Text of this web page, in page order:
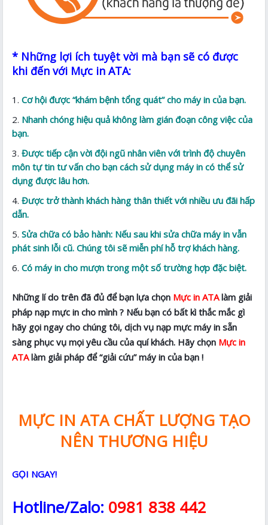
* Những lợi ích tuyệt vời mà bạn sẽ có được
khi đến với Mực in ATA:
Cơ hội được “khám bệnh tổng quát” cho máy in của bạn.
Nhanh chóng hiệu quả không làm gián đoạn công việc của
bạn.
Được tiếp cận vời đội ngũ nhân viên với trình độ chuyên
môn tự tin tư vấn cho bạn cách sử dụng máy in có thể sử
dụng được lâu hơn.
Được trở thành khách hàng thân thiết với nhiều ưu đãi hấp
dẫn.
Sửa chữa có bảo hành: Nếu sau khi sửa chữa máy in vẫn
phát sinh lỗi cũ. Chúng tôi sẽ miễn phí hỗ trợ khách hàng.
Có máy in cho mượn trong một số trường hợp đặc biệt.
Những lí do trên đã đủ để bạn lựa chọn Mực in ATAlàm giải
pháp nạp mực in cho mình ? Nếu bạn có bất kì thắc mắc gì
hãy gọi ngay cho chúng tôi, dịch vụ nạp mực máy in sẵn
sàng phục vụ mọi yêu cầu của quí khách. Hãy chọn Mực in
ATAlàm giải pháp để “giải cứu” máy in của bạn !
MỰC IN ATA CHẤT LƯỢNG TẠO
NÊN THƯƠNG HIỆU
GỌI NGAY!
Hotline/Zalo: 0981 838 442